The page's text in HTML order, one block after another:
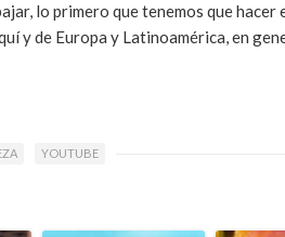
lo primero que tenemos que hacer
y de Europa y Latinoamérica, en
YOUTUBE